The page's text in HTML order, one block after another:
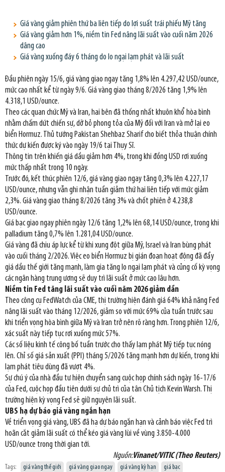
Giá vàng giảm phiên thứ ba liên tiếp do lợi suất trái phiếu Mỹ tăng
Giá vàng giảm hơn 1%, niềm tin Fed nâng lãi suất vào cuối năm 2026
dâng cao
Giá vàng xuống đáy 6 tháng do lo ngại lạm phát và lãi suất
Đầu phiên ngày 15/6, giá vàng giao ngay tăng 1,8% lên 4.297,42 USD/ounce,
mức cao nhất kể từ ngày 9/6. Giá vàng giao tháng 8/2026 tăng 1,9% lên
4.318,1 USD/ounce.
Theo các quan chức Mỹ và Iran, hai bên đã thống nhất khuôn khổ hòa bình
nhằm chấm dứt chiến sự, dỡ bỏ phong tỏa của Mỹ đối với Iran và mở lại eo
biển Hormuz. Thủ tướng Pakistan Shehbaz Sharif cho biết thỏa thuận chính
thức dự kiến được ký vào ngày 19/6 tại Thụy Sĩ.
Thông tin trên khiến giá dầu giảm hơn 4%, trong khi đồng USD rơi xuống
mức thấp nhất trong 10 ngày.
Trước đó, kết thúc phiên 12/6, giá vàng giao ngay tăng 0,3% lên 4.227,17
USD/ounce, nhưng vẫn ghi nhận tuần giảm thứ hai liên tiếp với mức giảm
2,3%. Giá vàng giao tháng 8/2026 tăng 3% và chốt phiên ở 4.238,8
USD/ounce.
Giá bạc giao ngay phiên ngày 12/6 tăng 1,2% lên 68,14 USD/ounce, trong khi
palladium tăng 0,7% lên 1.281,04 USD/ounce.
Giá vàng đã chịu áp lực kể từ khi xung đột giữa Mỹ, Israel và Iran bùng phát
vào cuối tháng 2/2026. Việc eo biển Hormuz bị gián đoạn hoạt động đã đẩy
giá dầu thế giới tăng mạnh, làm gia tăng lo ngại lạm phát và củng cố kỳ vọng
các ngân hàng trung ương sẽ duy trì lãi suất ở mức cao lâu hơn.
Niềm tin Fed tăng lãi suất vào cuối năm 2026 giảm dần
Theo công cụ FedWatch của CME, thị trường hiện đánh giá 64% khả năng Fed
nâng lãi suất vào tháng 12/2026, giảm so với mức 69% của tuần trước sau
khi triển vọng hòa bình giữa Mỹ và Iran trở nên rõ ràng hơn. Trong phiên 12/6,
xác suất này tiếp tục rơi xuống mức 57%.
Các số liệu kinh tế công bố tuần trước cho thấy lạm phát Mỹ tiếp tục nóng
lên. Chỉ số giá sản xuất (PPI) tháng 5/2026 tăng mạnh hơn dự kiến, trong khi
lạm phát tiêu dùng đã vượt 4%.
Sự chú ý của nhà đầu tư hiện chuyển sang cuộc họp chính sách ngày 16-17/6
của Fed, cuộc họp đầu tiên dưới sự chủ trì của tân Chủ tịch Kevin Warsh. Thị
trường hiện kỳ vọng Fed sẽ giữ nguyên lãi suất.
UBS hạ dự báo giá vàng ngắn hạn
Về triển vọng giá vàng, UBS đã hạ dự báo ngắn hạn và cảnh báo việc Fed trì
hoãn cắt giảm lãi suất có thể kéo giá vàng lùi về vùng 3.850-4.000
USD/ounce trong thời gian tới.
Nguồn:Vinanet/VITIC (Theo Reuters)
Tags: giá vàng thế giới giá vàng giao ngay giá vàng kỳ hạn giá bạc